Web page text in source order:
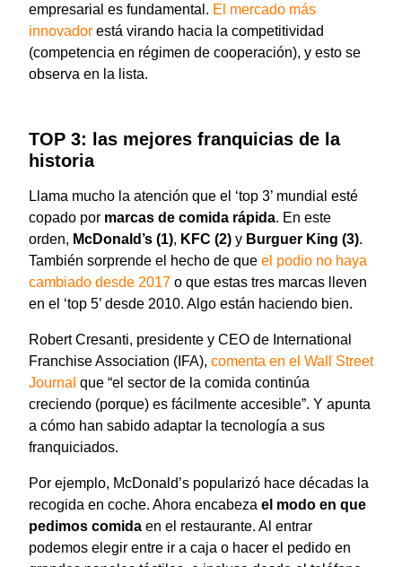
empresarial es fundamental. El mercado más
innovador está virando hacia la competitividad
(competencia en régimen de cooperación), y esto se
observa en la lista.
TOP 3: las mejores franquicias de la
historia
Llama mucho la atención que el ‘top 3’ mundial esté
copado por marcas de comida rápida. En este
orden, McDonald’s (1), KFC (2) y Burguer King (3).
También sorprende el hecho de que el podio no haya
cambiado desde 2017 o que estas tres marcas lleven
en el ‘top 5’ desde 2010. Algo están haciendo bien.
Robert Cresanti, presidente y CEO de International
Franchise Association (IFA), comenta en el Wall Street
Journal que “el sector de la comida continúa
creciendo (porque) es fácilmente accesible”. Y apunta
a cómo han sabido adaptar la tecnología a sus
franquiciados.
Por ejemplo, McDonald’s popularizó hace décadas la
recogida en coche. Ahora encabeza el modo en que
pedimos comida en el restaurante. Al entrar
podemos elegir entre ir a caja o hacer el pedido en